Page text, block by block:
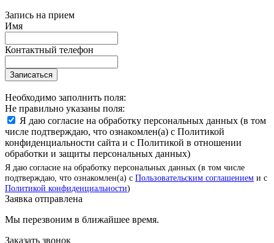
Запись на прием
Имя
Контактный телефон
Записаться
Необходимо заполнить поля:
Не правильно указаны поля:
Я даю согласие на обработку персональных данных (в том
числе подтверждаю, что ознакомлен(а) с Политикой
конфиденциальности сайта и с Политикой в отношении
обработки и защиты персональных данных)
Я даю согласие на обработку персональных данных (в том числе
подтверждаю, что ознакомлен(а) с Пользовательским соглашением и с
Политикой конфиденциальности)
Заявка отправлена
Мы перезвоним в ближайшее время.
Заказать звонок